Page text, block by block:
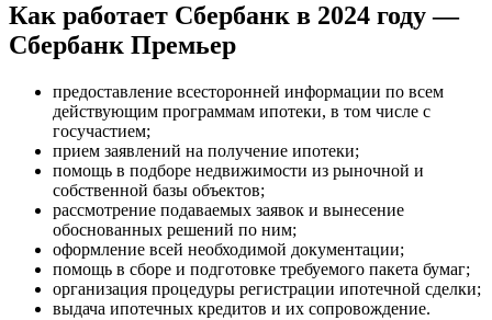
Как работает Сбербанк в 2024 году —
Сбербанк Премьер
предоставление всесторонней информации по всем
действующим программам ипотеки, в том числе с
госучастием;
прием заявлений на получение ипотеки;
помощь в подборе недвижимости из рыночной и
собственной базы объектов;
рассмотрение подаваемых заявок и вынесение
обоснованных решений по ним;
оформление всей необходимой документации;
помощь в сборе и подготовке требуемого пакета бумаг;
организация процедуры регистрации ипотечной сделки;
выдача ипотечных кредитов и их сопровождение.